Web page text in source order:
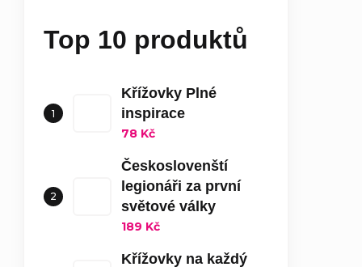
Top 10 produktů
Křížovky Plné
inspirace
78 Kč
Českoslovenští
legionáři za první
světové války
189 Kč
Křížovky na každý